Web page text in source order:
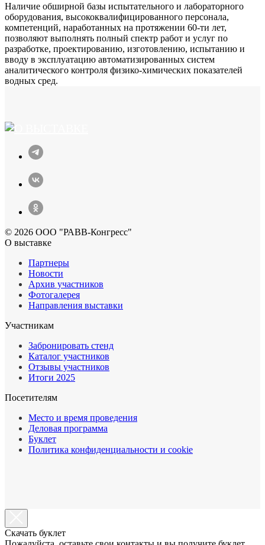
Наличие обширной базы испытательного и лабораторного
оборудования, высококвалифицированного персонала,
компетенций, наработанных на протяжении 60-ти лет,
позволяют выполнять полный спектр работ и услуг по
разработке, проектированию, изготовлению, испытанию и
вводу в эксплуатацию автоматизированных систем
аналитического контроля физико-химических показателей
водных сред.
© 2026 ООО "РАВВ-Конгресс"
О выставке
Партнеры
Новости
Архив участников
Фотогалерея
Направления выставки
Участникам
Забронировать стенд
Каталог участников
Отзывы участников
Итоги 2025
Посетителям
Место и время проведения
Деловая программа
Буклет
Политика конфиденциальности и cookie
Cкачать буклет